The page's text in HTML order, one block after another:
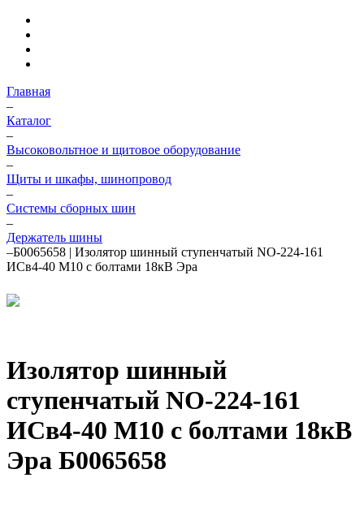
Главная
–
Каталог
–
Высоковольтное и щитовое оборудование
–
Щиты и шкафы, шинопровод
–
Системы сборных шин
–
Держатель шины
–Б0065658 | Изолятор шинный ступенчатый NO-224-161
ИСв4-40 М10 с болтами 18кВ Эра
Изолятор шинный
ступенчатый NO-224-161
ИСв4-40 М10 с болтами 18кВ
Эра Б0065658